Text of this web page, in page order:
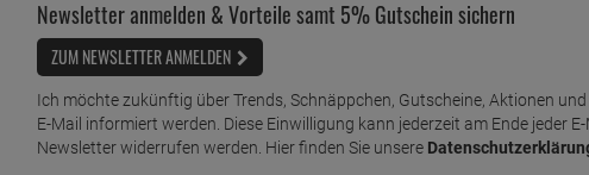
Newsletter anmelden & Vorteile samt 5% Gutschein sichern
ZUM NEWSLETTER ANMELDEN
Ich möchte zukünftig über Trends, Schnäppchen, Gutscheine, Aktionen
E-Mail informiert werden. Diese Einwilligung kann jederzeit am Ende jeder
Newsletter widerrufen werden. Hier finden Sie unsere